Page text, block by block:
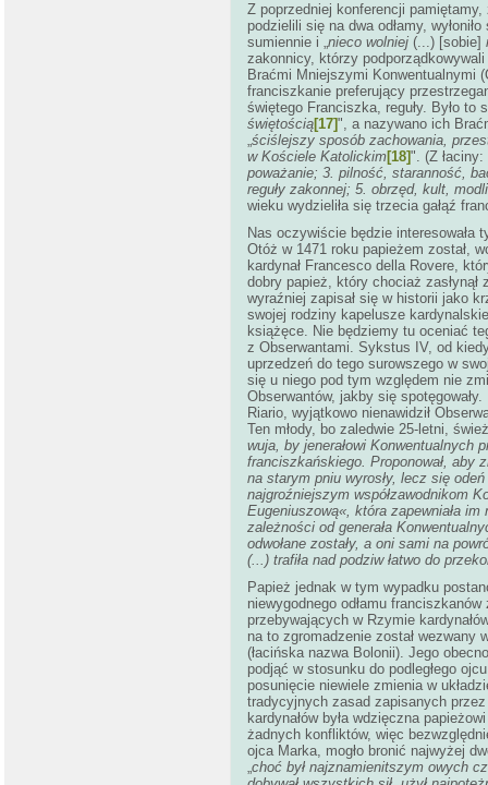
Z poprzedniej konferencji
podzielili się na dwa odłamy,
sumiennie i „nieco wolniej (...) [sobie]
zakonnicy, którzy
Braćmi Mniejszymi Konwentualnymi
franciszkanie preferujący
świętego Franciszka, reguły. Było to
świętością[17]", a nazywano ich
„ściślejszy sposób zachowania,
w Kościele Katolickim[18]". (Z łaciny:
poważanie; 3. pilność, staranność,
reguły zakonnej; 5. obrzęd, kult,
wieku wydzieliła się trzecia gałąź
Nas oczywiście będzie interesowała
Otóż w 1471 roku papieżem został,
kardynał Francesco della Rovere,
dobry papież, który chociaż
wyraźniej zapisał się w historii jako
swojej rodziny kapelusze
książęce. Nie będziemy tu oceniać
z Obserwantami. Sykstus IV, od
uprzedzeń do tego surowszego w
się u niego pod tym względem nie
Obserwantów, jakby się
Riario, wyjątkowo nienawidził
Ten młody, bo zaledwie 25-letni,
wuja, by jenerałowi Konwentualnych
franciszkańskiego. Proponował, aby
na starym pniu wyrosły, lecz się odeń
najgroźniejszym współzawodnikom
Eugeniuszową«, która zapewniała
zależności od generała
odwołane zostały, a oni sami na
(...) trafiła nad podziw łatwo do
Papież jednak w tym wypadku
niewygodnego odłamu
przebywających w Rzymie
na to zgromadzenie został wezwany
(łacińska nazwa Bolonii). Jego
podjąć w stosunku do podległego
posunięcie niewiele zmienia w
tradycyjnych zasad zapisanych
kardynałów była wdzięczna
żadnych konfliktów, więc
ojca Marka, mogło bronić najwyżej
„choć był najznamienitszym owych